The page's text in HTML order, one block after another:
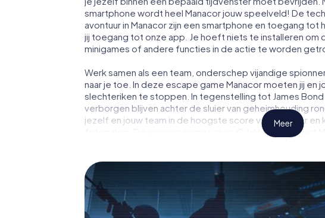
smartphone wordt heel Manacor jouw speelveld! De
avontuur in Manacor zijn een smartphone en toegang tot
jij toegang tot onze app. Je hoeft niets te installeren
minigames of andere functies in de actie te worden
Werk samen als een team, onderschep vijandige
naar je toe. In deze escape game Manacor moeten jij en
slechteriken te stoppen. In tegenstelling tot James
verborgen blijven achter de sluier van geheimhouding
jezelf en jouw team in de hoogste score van Manacor
fotogalerij. De escape game van myCityHunt verandert
Meer